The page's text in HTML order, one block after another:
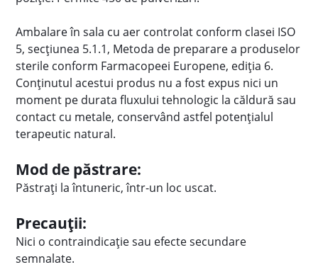
Ambalare în sala cu aer controlat conform clasei ISO
5, secțiunea 5.1.1, Metoda de preparare a produselor
sterile conform Farmacopeei Europene, ediţia 6.
Conţinutul acestui produs nu a fost expus nici un
moment pe durata fluxului tehnologic la căldură sau
contact cu metale, conservând astfel potențialul
terapeutic natural.
Mod de păstrare:
Păstrați la întuneric, într-un loc uscat.
Precauții:
Nici o contraindicație sau efecte secundare
semnalate.